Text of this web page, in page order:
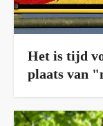
Het is tijd
plaats van